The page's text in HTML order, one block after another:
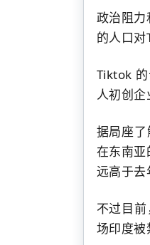
政治阻
的人口对
Tiktok
人初创
据局座
在东南
远高于去
不过目
场印度被